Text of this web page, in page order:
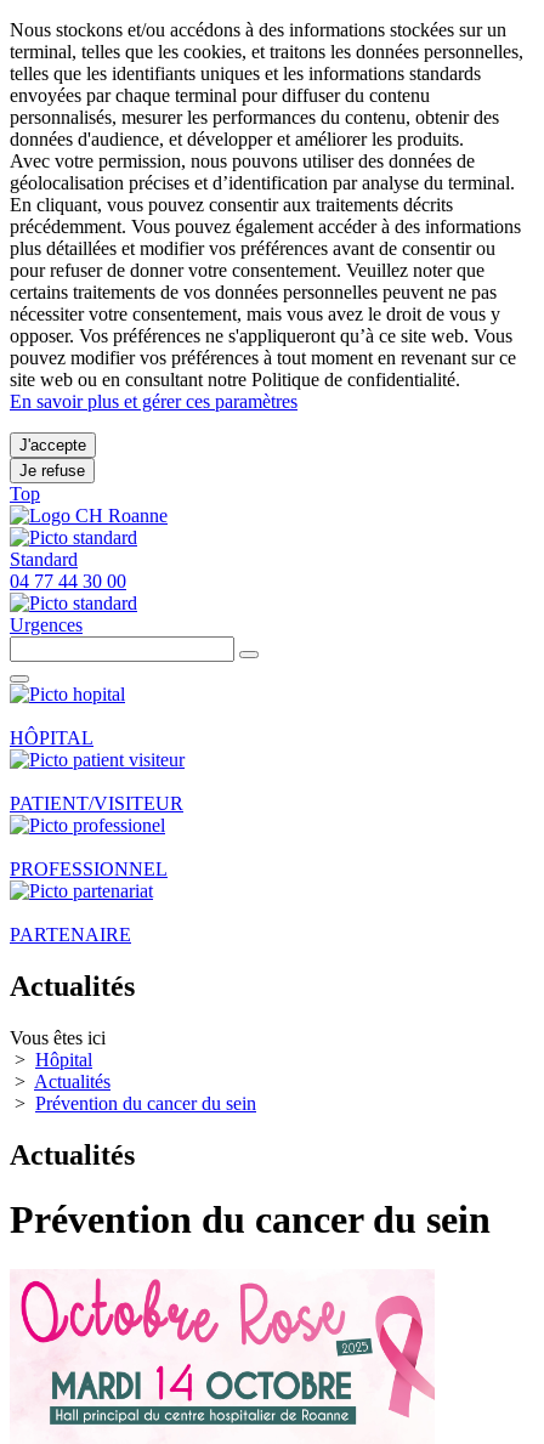
Nous stockons et/ou accédons à des informations stockées sur un
terminal, telles que les cookies, et traitons les données personnelles,
telles que les identifiants uniques et les informations standards
envoyées par chaque terminal pour diffuser du contenu
personnalisés, mesurer les performances du contenu, obtenir des
données d'audience, et développer et améliorer les produits.
Avec votre permission, nous pouvons utiliser des données de
géolocalisation précises et d’identification par analyse du terminal.
En cliquant, vous pouvez consentir aux traitements décrits
précédemment. Vous pouvez également accéder à des informations
plus détaillées et modifier vos préférences avant de consentir ou
pour refuser de donner votre consentement. Veuillez noter que
certains traitements de vos données personnelles peuvent ne pas
nécessiter votre consentement, mais vous avez le droit de vous y
opposer. Vos préférences ne s'appliqueront qu’à ce site web. Vous
pouvez modifier vos préférences à tout moment en revenant sur ce
site web ou en consultant notre Politique de confidentialité.
En savoir plus et gérer ces paramètres
J'accepte
Je refuse
Top
Standard
04 77 44 30 00
Urgences
HÔPITAL
PATIENT/VISITEUR
PROFESSIONNEL
PARTENAIRE
Actualités
Vous êtes ici
> Hôpital
> Actualités
> Prévention du cancer du sein
Actualités
Prévention du cancer du sein